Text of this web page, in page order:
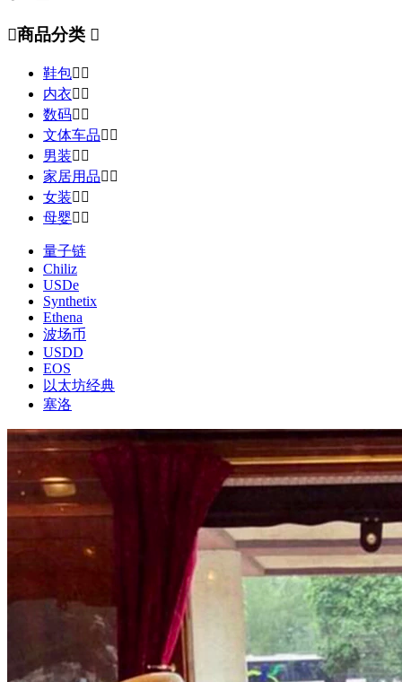
商品分类 
鞋包 
内衣 
数码 
文体车品 
男装 
家居用品 
女装 
母婴 
量子链
Chiliz
USDe
Synthetix
Ethena
波场币
USDD
EOS
以太坊经典
塞洛